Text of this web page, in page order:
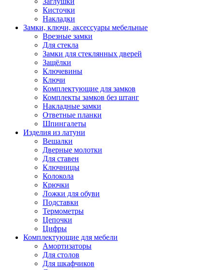
Кисточки
Накладки
Замки, ключи, аксессуары мебельные
Врезные замки
Для стекла
Замки для стеклянных дверей
Защёлки
Ключевины
Ключи
Комплектующие для замков
Комплекты замков без штанг
Накладные замки
Ответные планки
Шпингалеты
Изделия из латуни
Вешалки
Дверные молотки
Для ставен
Ключницы
Колокола
Крючки
Ложки для обуви
Подставки
Термометры
Цепочки
Цифры
Комплектующие для мебели
Амортизаторы
Для столов
Для шкафчиков